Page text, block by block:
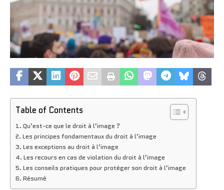
Table of Contents
Qu’est-ce que le droit à l’image ?
Les principes fondamentaux du droit à l’image
Les exceptions au droit à l’image
Les recours en cas de violation du droit à l’image
Les conseils pratiques pour protéger son droit à l’image
Résumé